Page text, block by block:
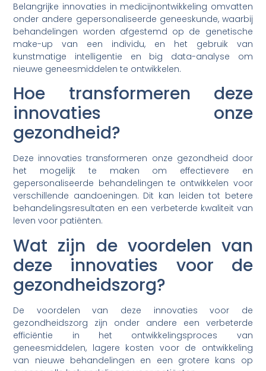
Belangrijke innovaties in medicijnontwikkeling omvatten
onder andere gepersonaliseerde geneeskunde, waarbij
behandelingen worden afgestemd op de genetische
make-up van een individu, en het gebruik van
kunstmatige intelligentie en big data-analyse om
nieuwe geneesmiddelen te ontwikkelen.
Hoe transformeren deze
innovaties onze
gezondheid?
Deze innovaties transformeren onze gezondheid door
het mogelijk te maken om effectievere en
gepersonaliseerde behandelingen te ontwikkelen voor
verschillende aandoeningen. Dit kan leiden tot betere
behandelingsresultaten en een verbeterde kwaliteit van
leven voor patiënten.
Wat zijn de voordelen van
deze innovaties voor de
gezondheidszorg?
De voordelen van deze innovaties voor de
gezondheidszorg zijn onder andere een verbeterde
efficiëntie in het ontwikkelingsproces van
geneesmiddelen, lagere kosten voor de ontwikkeling
van nieuwe behandelingen en een grotere kans op